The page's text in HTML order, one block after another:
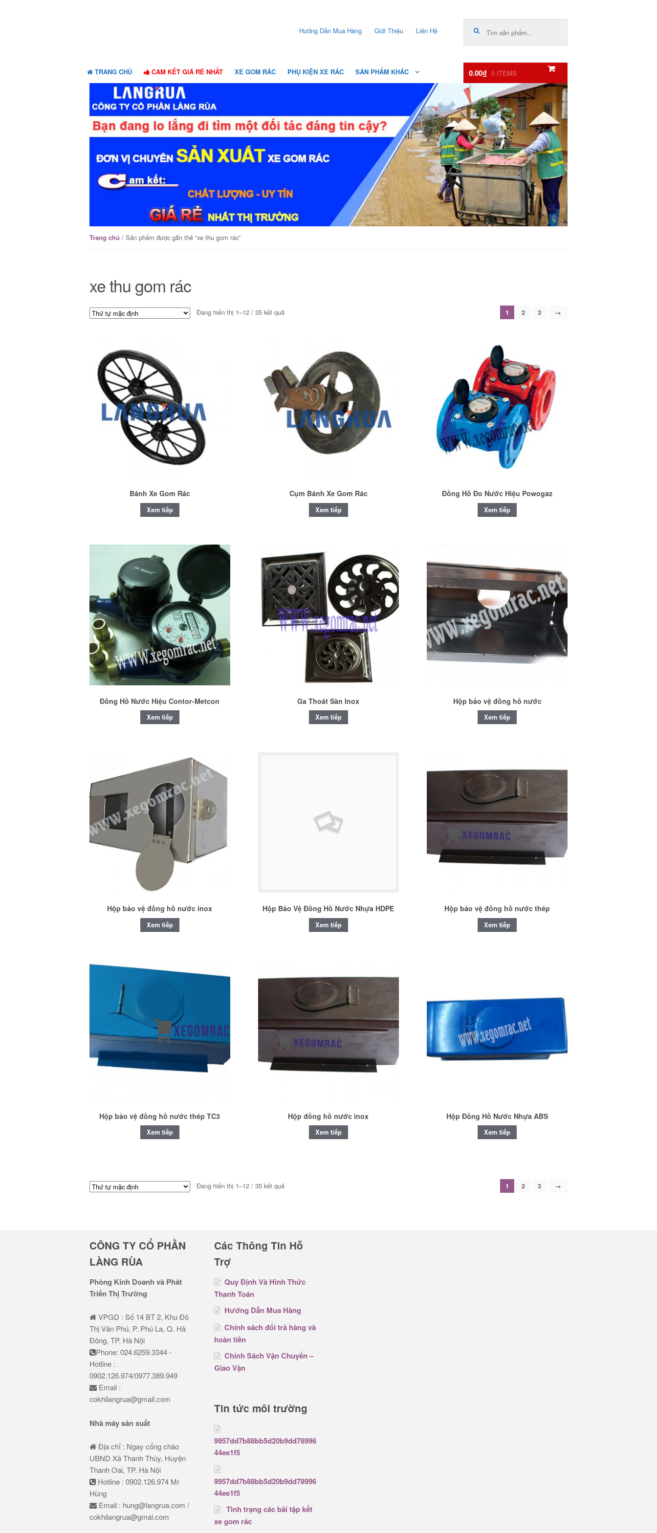
Hướng Dẫn Mua Hàng Giới Thiệu Liên Hệ
kiếm:
TRANG CHỦ CAM KẾT GIÁ RẺ NHẤT XE GOM RÁC PHỤ KIỆN XE RÁC SẢN PHẨM KHÁC 0.00₫ 0 ITEMS
Trang chủ / Sản phẩm được gắn thẻ “xe thu gom rác”
xe thu gom rác
Đang hiển thị 1–12 / 35 kết quả 1 2 3 →
Bánh Xe Gom Rác
Xem tiếp
Cụm Bánh Xe Gom Rác
Xem tiếp
Đồng Hồ Đo Nước Hiệu Powogaz
Xem tiếp
Đồng Hồ Nước Hiệu Contor-Metcon
Xem tiếp
Ga Thoát Sàn Inox
Xem tiếp
Hộp bảo vệ đồng hồ nước
Xem tiếp
Hộp bảo vệ đồng hồ nước inox
Xem tiếp
Hộp Bảo Vệ Đồng Hồ Nước Nhựa HDPE
Xem tiếp
Hộp bảo vệ đồng hồ nước thép
Xem tiếp
Hộp bảo vệ đồng hồ nước thép TC3
Xem tiếp
Hộp đồng hồ nước inox
Xem tiếp
Hộp Đồng Hồ Nước Nhựa ABS
Xem tiếp
Đang hiển thị 1–12 / 35 kết quả 1 2 3 →
CÔNG TY CỔ PHẦN
LÀNG RÙA
Phòng Kinh Doanh và Phát
Triển Thị Trường
VPGD : Số 14 BT 2, Khu Đô
Thị Văn Phú, P. Phú La, Q. Hà
Đông, TP. Hà Nội
Phone: 024.6259.3344 -
Hotline :
0902.126.974/0977.389.949
Email :
cokhilangrua@gmail.com
Nhà máy sản xuất
Địa chỉ : Ngay cổng chào
UBND Xã Thanh Thùy, Huyện
Thanh Oai, TP. Hà Nội
Hotline : 0902.126.974 Mr
Hùng
Email : hung@langrua.com /
cokhilangrua@gmai.com
Các Thông Tin Hỗ
Trợ
Quy Định Và Hình Thức
Thanh Toán
Hướng Dẫn Mua Hàng
Chính sách đổi trả hàng và
hoàn tiền
Chính Sách Vận Chuyển –
Giao Vận
Tin tức môi trường
9957dd7b88bb5d20b9dd78996
44ee1f5
9957dd7b88bb5d20b9dd78996
44ee1f5
Tình trạng các bãi tập kết
xe gom rác